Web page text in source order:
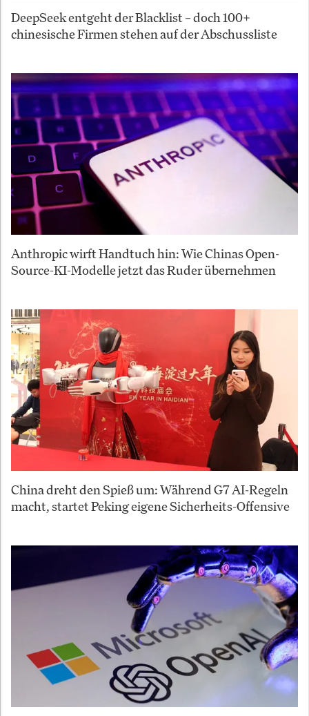
DeepSeek entgeht der Blacklist – doch 100+
chinesische Firmen stehen auf der Abschussliste
Anthropic wirft Handtuch hin: Wie Chinas Open-
Source-KI-Modelle jetzt das Ruder übernehmen
China dreht den Spieß um: Während G7 AI-Regeln
macht, startet Peking eigene Sicherheits-Offensive